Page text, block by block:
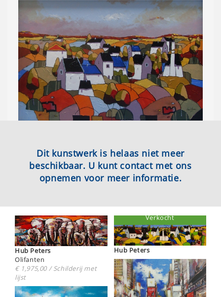
Dit kunstwerk is helaas niet meer
beschikbaar. U kunt contact met ons
opnemen voor meer informatie.
Hub Peters
Olifanten
€ 1,975,00 / Schilderij met
lijst
Hub Peters
Verkocht